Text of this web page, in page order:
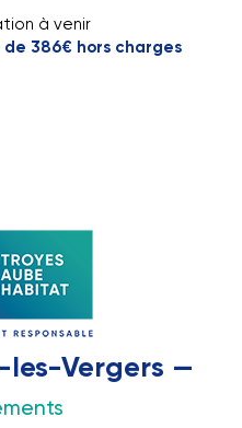
à venir
386€ hors charges
Vergers —